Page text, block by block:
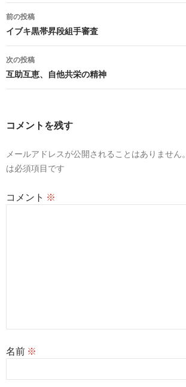
投
稿
ナ
ビ
ゲ
ョ
前の投稿
イブキ黒帯昇段組手審査
次の投稿
互助互恵、自他共栄の精神
コメントを残す
メールアドレスが公開されることはありません。
は必須項目です
コメント ※
名前 ※